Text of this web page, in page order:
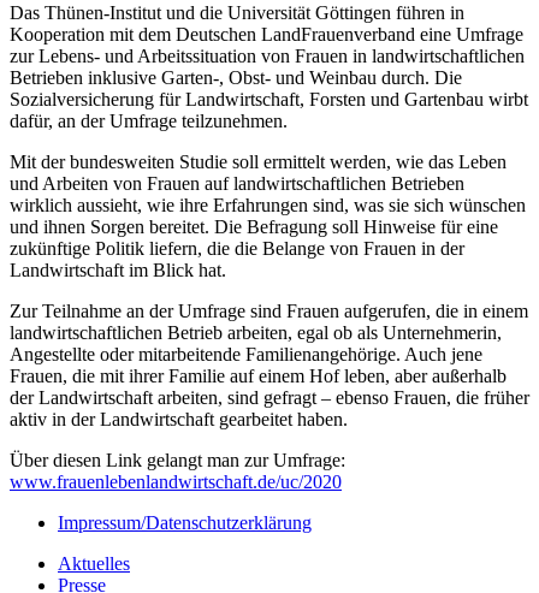
Das Thünen-Institut und die Universität Göttingen führen in
Kooperation mit dem Deutschen LandFrauenverband eine Umfrage
zur Lebens- und Arbeitssituation von Frauen in landwirtschaftlichen
Betrieben inklusive Garten-, Obst- und Weinbau durch. Die
Sozialversicherung für Landwirtschaft, Forsten und Gartenbau wirbt
dafür, an der Umfrage teilzunehmen.
Mit der bundesweiten Studie soll ermittelt werden, wie das Leben
und Arbeiten von Frauen auf landwirtschaftlichen Betrieben
wirklich aussieht, wie ihre Erfahrungen sind, was sie sich wünschen
und ihnen Sorgen bereitet. Die Befragung soll Hinweise für eine
zukünftige Politik liefern, die die Belange von Frauen in der
Landwirtschaft im Blick hat.
Zur Teilnahme an der Umfrage sind Frauen aufgerufen, die in einem
landwirtschaftlichen Betrieb arbeiten, egal ob als Unternehmerin,
Angestellte oder mitarbeitende Familienangehörige. Auch jene
Frauen, die mit ihrer Familie auf einem Hof leben, aber außerhalb
der Landwirtschaft arbeiten, sind gefragt – ebenso Frauen, die früher
aktiv in der Landwirtschaft gearbeitet haben.
Über diesen Link gelangt man zur Umfrage:
www.frauenlebenlandwirtschaft.de/uc/2020
Impressum/Datenschutzerklärung
Aktuelles
Presse